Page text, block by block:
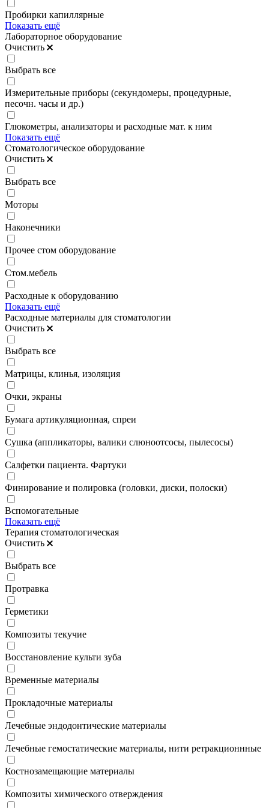
Пробирки капиллярные
Показать ещё
Лабораторное оборудование
Очистить
Выбрать все
Измерительные приборы (секундомеры, процедурные,
песочн. часы и др.)
Глюкометры, анализаторы и расходные мат. к ним
Показать ещё
Стоматологическое оборудование
Очистить
Выбрать все
Моторы
Наконечники
Прочее стом оборудование
Стом.мебель
Расходные к оборудованию
Показать ещё
Расходные материалы для стоматологии
Очистить
Выбрать все
Матрицы, клинья, изоляция
Очки, экраны
Бумага артикуляционная, спреи
Сушка (аппликаторы, валики слюноотсосы, пылесосы)
Салфетки пациента. Фартуки
Финирование и полировка (головки, диски, полоски)
Вспомогательные
Показать ещё
Терапия стоматологическая
Очистить
Выбрать все
Протравка
Герметики
Композиты текучие
Восстановление культи зуба
Временные материалы
Прокладочные материалы
Лечебные эндодонтические материалы
Лечебные гемостатические материалы, нити ретракционнные
Костнозамещающие материалы
Композиты химического отверждения